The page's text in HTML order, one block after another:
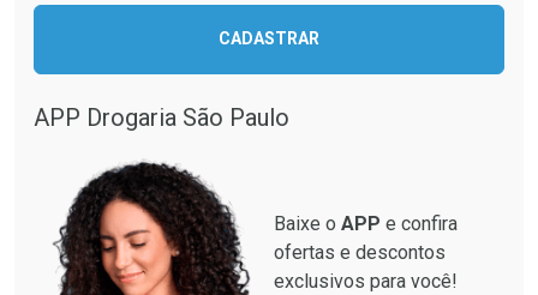
CADASTRAR
APP Drogaria São Paulo
Baixe o APP e confira
ofertas e descontos
exclusivos para você!